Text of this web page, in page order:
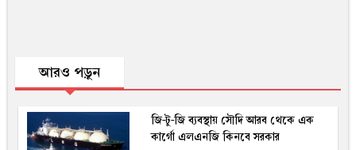
আরও পড়ুন
জি-টু-জি ব্যবস্থায় সৌদি আরব থেকে এক
কার্গো এলএনজি কিনবে সরকার